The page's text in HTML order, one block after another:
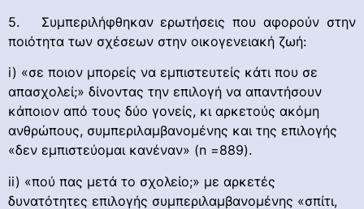
5. Συμπεριλήφθηκαν ερωτήσεις που αφορούν στην
ποιότητα των σχέσεων στην οικογενειακή ζωή:
i) «σε ποιον μπορείς να εμπιστευτείς κάτι που σε
απασχολεί;» δίνοντας την επιλογή να απαντήσουν
κάποιον από τους δύο γονείς, κι αρκετούς ακόμη
ανθρώπους, συμπεριλαμβανομένης και της επιλογής
«δεν εμπιστεύομαι κανέναν» (n =889).
ii) «πού πας μετά το σχολείο;» με αρκετές
δυνατότητες επιλογής συμπεριλαμβανομένης «σπίτι,